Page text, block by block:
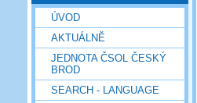
ÚVOD
AKTUÁLNĚ
JEDNOTA ČSOL ČESKÝ
BROD
SEARCH - LANGUAGE